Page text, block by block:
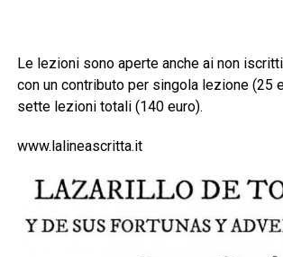
Le lezioni sono aperte anche ai non
con un contributo per singola lezione (25
sette lezioni totali (140 euro).
www.lalineascritta.it